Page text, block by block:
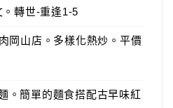
轉世-重逢1-5
岡山店。多樣化熱炒。平價
。簡單的麵食搭配古早味紅